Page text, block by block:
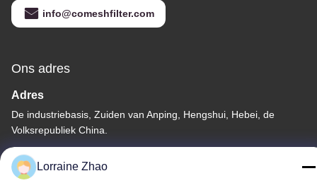
info@comeshfilter.com
Ons adres
Adres
De industriebasis, Zuiden van Anping, Hengshui, Hebei, de
Volksrepubliek China.
Telefoon
86-318-7595879
Lorraine Zhao